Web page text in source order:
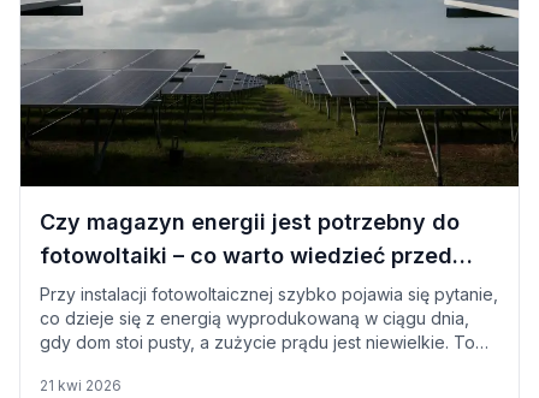
Czy magazyn energii jest potrzebny do
fotowoltaiki – co warto wiedzieć przed
montażem?
Przy instalacji fotowoltaicznej szybko pojawia się pytanie,
co dzieje się z energią wyprodukowaną w ciągu dnia,
gdy dom stoi pusty, a zużycie prądu jest niewielkie. To
razu wykorzystać. Jednym ze sposobów na ich
21 kwi 2026